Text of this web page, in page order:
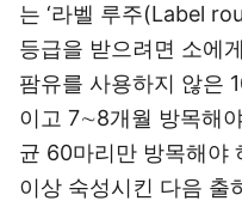
는 ‘라벨 루주(Label
등급을 받으려면 소에
팜유를 사용하지 않은
이고 7∼8개월 방목해
균 60마리만 방목해야
이상 숙성시킨 다음 출